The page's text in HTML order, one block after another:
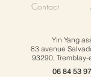
Contact
Yin Yang
83 avenue
93290,
06 84 53